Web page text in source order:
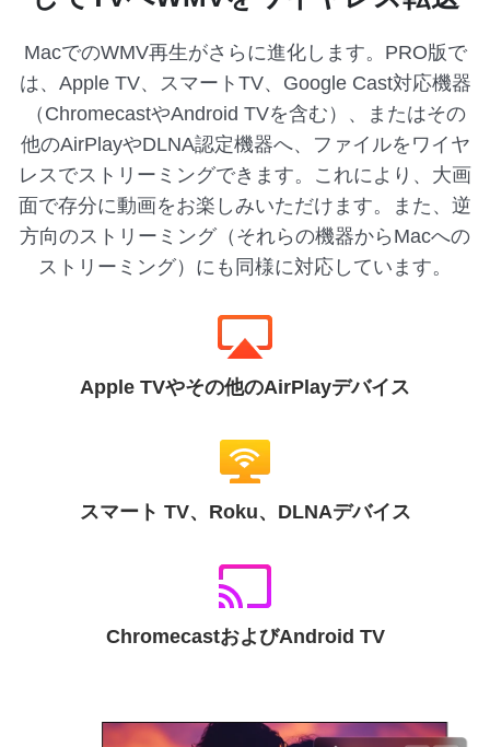
MacでのWMV再生がさらに進化します。PRO版で
は、Apple TV、スマートTV、Google Cast対応機器
（ChromecastやAndroid TVを含む）、またはその
他のAirPlayやDLNA認定機器へ、ファイルをワイヤ
レスでストリーミングできます。これにより、大画
面で存分に動画をお楽しみいただけます。また、逆
方向のストリーミング（それらの機器からMacへの
ストリーミング）にも同様に対応しています。
Apple TVやその他のAirPlayデバイス
スマート TV、Roku、DLNAデバイス
ChromecastおよびAndroid TV